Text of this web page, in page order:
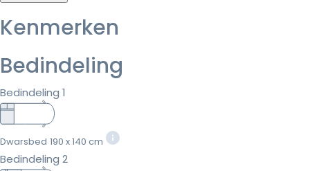
Kenmerken
Bedindeling
Bedindeling 1
Dwarsbed 190 x 140 cm
Bedindeling 2